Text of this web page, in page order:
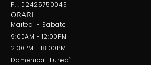
P.I. 02425750045
ORARI
Martedi - Sabato
9:00AM - 12:00PM
2:30PM - 18:00PM
Domenica -Lunedì: